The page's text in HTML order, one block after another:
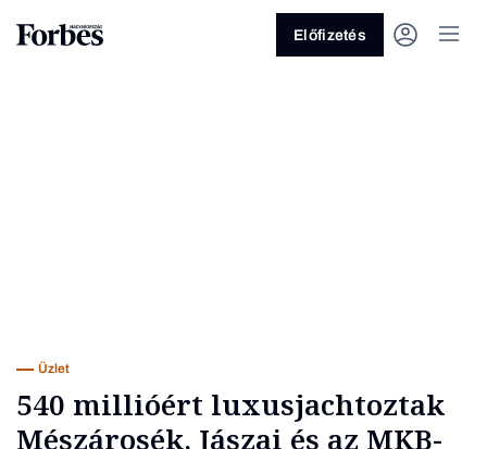
Előfizetés
Üzlet
540 millióért luxusjachtoztak
Mészárosék, Jászai és az MKB-